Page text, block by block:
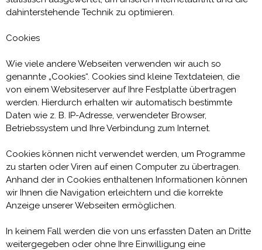
dahinterstehende Technik zu optimieren.
Cookies
Wie viele andere Webseiten verwenden wir auch so
genannte „Cookies“. Cookies sind kleine Textdateien, die
von einem Websiteserver auf Ihre Festplatte übertragen
werden. Hierdurch erhalten wir automatisch bestimmte
Daten wie z. B. IP-Adresse, verwendeter Browser,
Betriebssystem und Ihre Verbindung zum Internet.
Cookies können nicht verwendet werden, um Programme
zu starten oder Viren auf einen Computer zu übertragen.
Anhand der in Cookies enthaltenen Informationen können
wir Ihnen die Navigation erleichtern und die korrekte
Anzeige unserer Webseiten ermöglichen.
In keinem Fall werden die von uns erfassten Daten an Dritte
weitergegeben oder ohne Ihre Einwilligung eine